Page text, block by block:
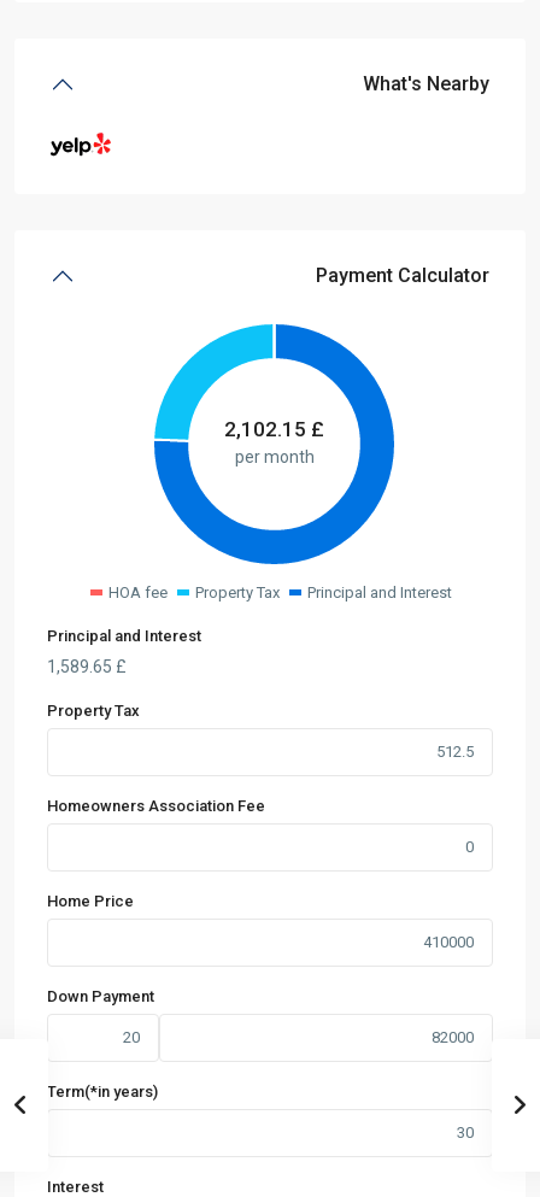
What's Nearby
Payment Calculator
£
2,102.15
per month
Principal and Interest
Property Tax
HOA fee
Principal and Interest
£
1,589.65
Property Tax
Homeowners Association Fee
Home Price
Down Payment
Term(*in years)
Interest